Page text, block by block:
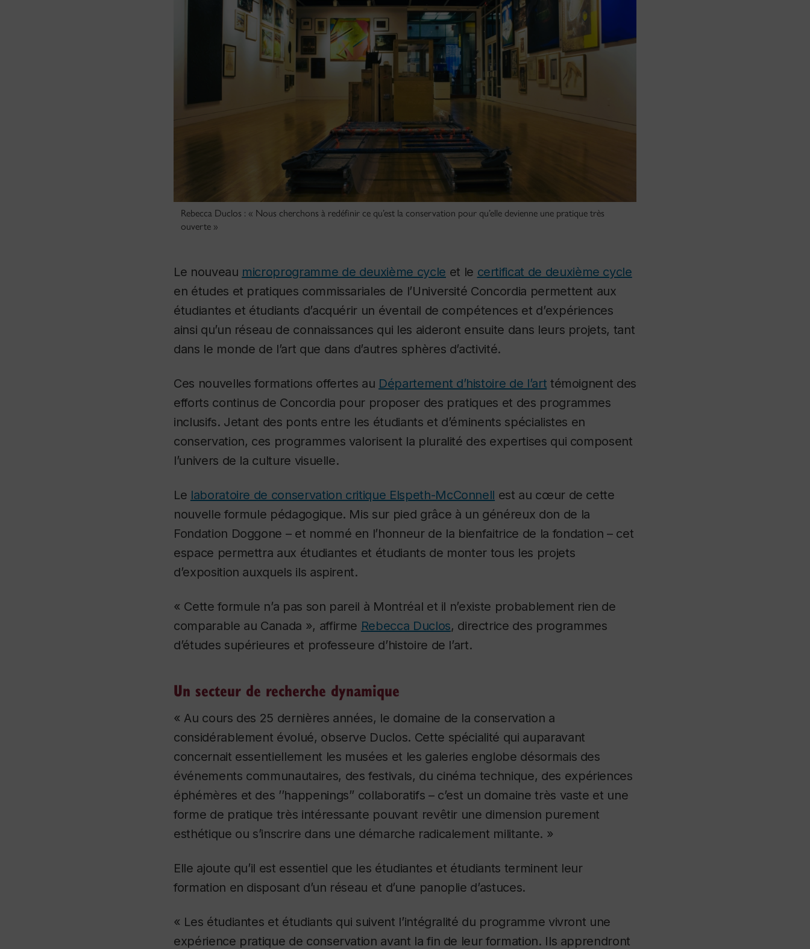
Rebecca Duclos : « Nous cherchons à redéfinir ce qu’est la conservation pour qu’elle devienne une pratique très
ouverte »
Le nouveau microprogramme de deuxième cycle et le certificat de deuxième cycle
en études et pratiques commissariales de l’Université Concordia permettent aux
étudiantes et étudiants d’acquérir un éventail de compétences et d’expériences
ainsi qu’un réseau de connaissances qui les aideront ensuite dans leurs projets, tant
dans le monde de l’art que dans d’autres sphères d’activité.
Ces nouvelles formations offertes au Département d’histoire de l’art témoignent des
efforts continus de Concordia pour proposer des pratiques et des programmes
inclusifs. Jetant des ponts entre les étudiants et d’éminents spécialistes en
conservation, ces programmes valorisent la pluralité des expertises qui composent
l’univers de la culture visuelle.
Le laboratoire de conservation critique Elspeth-McConnell est au cœur de cette
nouvelle formule pédagogique. Mis sur pied grâce à un généreux don de la
Fondation Doggone – et nommé en l’honneur de la bienfaitrice de la fondation – cet
espace permettra aux étudiantes et étudiants de monter tous les projets
d’exposition auxquels ils aspirent.
« Cette formule n’a pas son pareil à Montréal et il n’existe probablement rien de
comparable au Canada », affirme Rebecca Duclos, directrice des programmes
d’études supérieures et professeure d’histoire de l’art.
Un secteur de recherche dynamique
« Au cours des 25 dernières années, le domaine de la conservation a
considérablement évolué, observe Duclos. Cette spécialité qui auparavant
concernait essentiellement les musées et les galeries englobe désormais des
événements communautaires, des festivals, du cinéma technique, des expériences
éphémères et des ’’happenings’’ collaboratifs – c’est un domaine très vaste et une
forme de pratique très intéressante pouvant revêtir une dimension purement
esthétique ou s’inscrire dans une démarche radicalement militante. »
Elle ajoute qu’il est essentiel que les étudiantes et étudiants terminent leur
formation en disposant d’un réseau et d’une panoplie d’astuces.
« Les étudiantes et étudiants qui suivent l’intégralité du programme vivront une
expérience pratique de conservation avant la fin de leur formation. Ils apprendront